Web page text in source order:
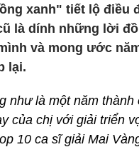
xanh" tiết lộ điều
là dính những lời
và mong ước
lại.
như là một năm thành
của chị với giải triển
10 ca sĩ giải Mai